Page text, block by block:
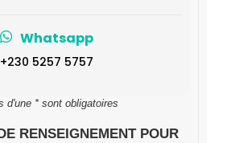
Whatsapp
+230 5257 5757